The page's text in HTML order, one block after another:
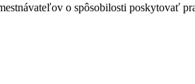
o spôsobilosti poskytovať